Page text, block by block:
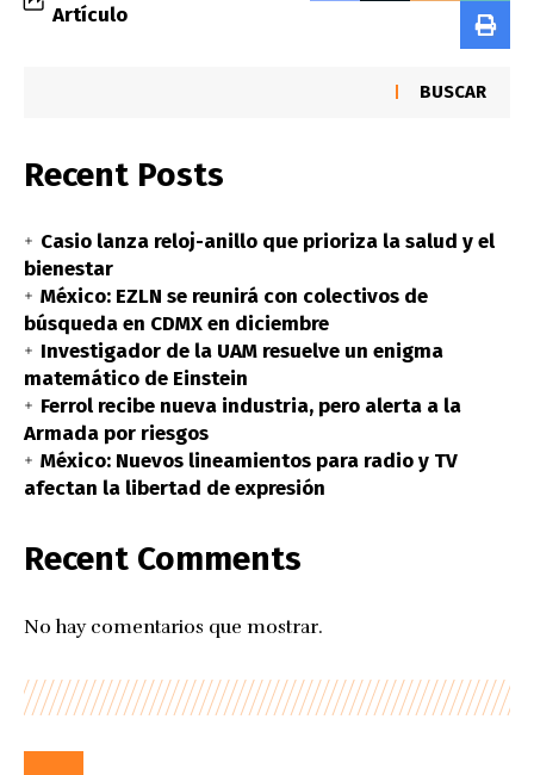
Artículo
BUSCAR
Recent Posts
Casio lanza reloj-anillo que prioriza la salud y el
bienestar
México: EZLN se reunirá con colectivos de
búsqueda en CDMX en diciembre
Investigador de la UAM resuelve un enigma
matemático de Einstein
Ferrol recibe nueva industria, pero alerta a la
Armada por riesgos
México: Nuevos lineamientos para radio y TV
afectan la libertad de expresión
Recent Comments
No hay comentarios que mostrar.